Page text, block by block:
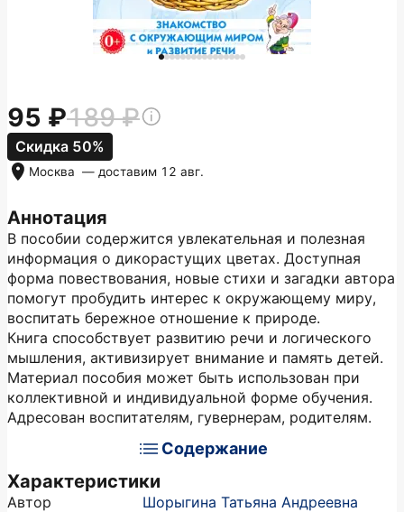
Аннотация
В пособии содержится увлекательная и полезная
информация о дикорастущих цветах. Доступная
форма повествования, новые стихи и загадки автора
помогут пробудить интерес к окружающему миру,
воспитать бережное отношение к природе.
Книга способствует развитию речи и логического
мышления, активизирует внимание и память детей.
Материал пособия может быть использован при
коллективной и индивидуальной форме обучения.
Адресован воспитателям, гувернерам, родителям.
Содержание
Характеристики
Автор
Шорыгина Татьяна Андреевна
95 189
Скидка 50%
Москва — доставим 12 авг.